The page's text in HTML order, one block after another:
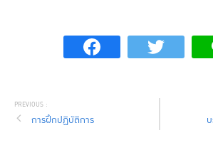
การฝึกปฏิบัติการ